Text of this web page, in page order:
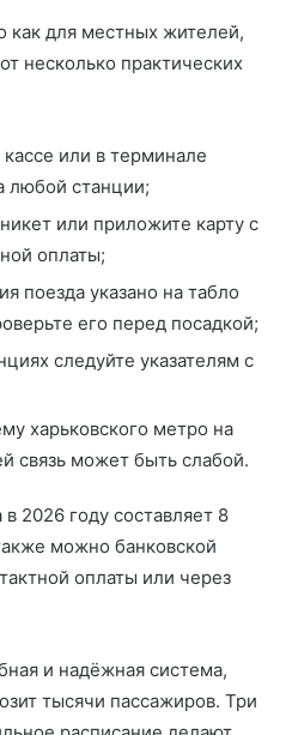
как для местных жителей,
несколько практических
или в терминале
любой станции;
или приложите карту с
оплаты;
поезда указано на табло
его перед посадкой;
следуйте указателям с
харьковского метро на
связь может быть слабой.
2026 году составляет 8
можно банковской
оплаты или через
и надёжная система,
тысячи пассажиров. Три